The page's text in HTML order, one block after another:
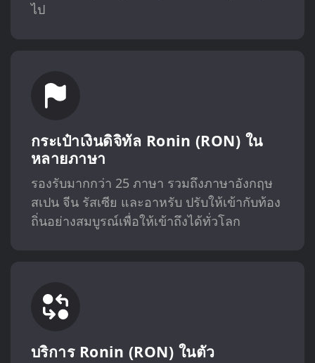
ไป
กระเป๋าเงินดิจิทัล Ronin (RON) ใน
หลายภาษา
รองรับมากกว่า 25 ภาษา รวมถึงภาษาอังกฤษ
สเปน จีน รัสเซีย และอาหรับ ปรับให้เข้ากับท้อง
ถิ่นอย่างสมบูรณ์เพื่อให้เข้าถึงได้ทั่วโลก
บริการ Ronin (RON) ในตัว